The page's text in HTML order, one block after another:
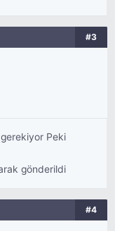
#3
Peki
gönderildi
#4